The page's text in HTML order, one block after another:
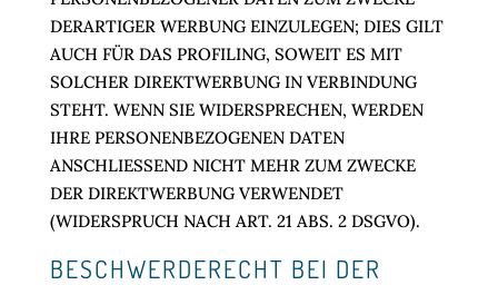
DERARTIGER WERBUNG EINZULEGEN; DIES GILT
AUCH FÜR DAS PROFILING, SOWEIT ES MIT
SOLCHER DIREKTWERBUNG IN VERBINDUNG
STEHT. WENN SIE WIDERSPRECHEN, WERDEN
IHRE PERSONENBEZOGENEN DATEN
ANSCHLIESSEND NICHT MEHR ZUM ZWECKE
DER DIREKTWERBUNG VERWENDET
(WIDERSPRUCH NACH ART. 21 ABS. 2 DSGVO).
BESCHWERDE­RECHT BEI DER